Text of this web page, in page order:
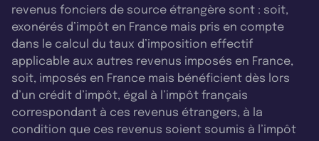
revenus fonciers de source étrangère sont : soit,
exonérés d’impôt en France mais pris en compte
dans le calcul du taux d’imposition effectif
applicable aux autres revenus imposés en France,
soit, imposés en France mais bénéficient dès lors
d’un crédit d’impôt, égal à l’impôt français
correspondant à ces revenus étrangers, à la
condition que ces revenus soient soumis à l’impôt